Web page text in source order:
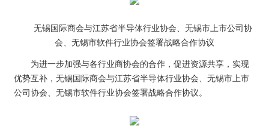
无锡国际商会与江苏省半导体行业协会、无锡市上市公司协
会、无锡市软件行业协会签署战略合作协议
为进一步加强与各行业商协会的合作，促进资源共享，实现
优势互补，无锡国际商会与江苏省半导体行业协会、无锡市上市
公司协会、无锡市软件行业协会签署战略合作协议。